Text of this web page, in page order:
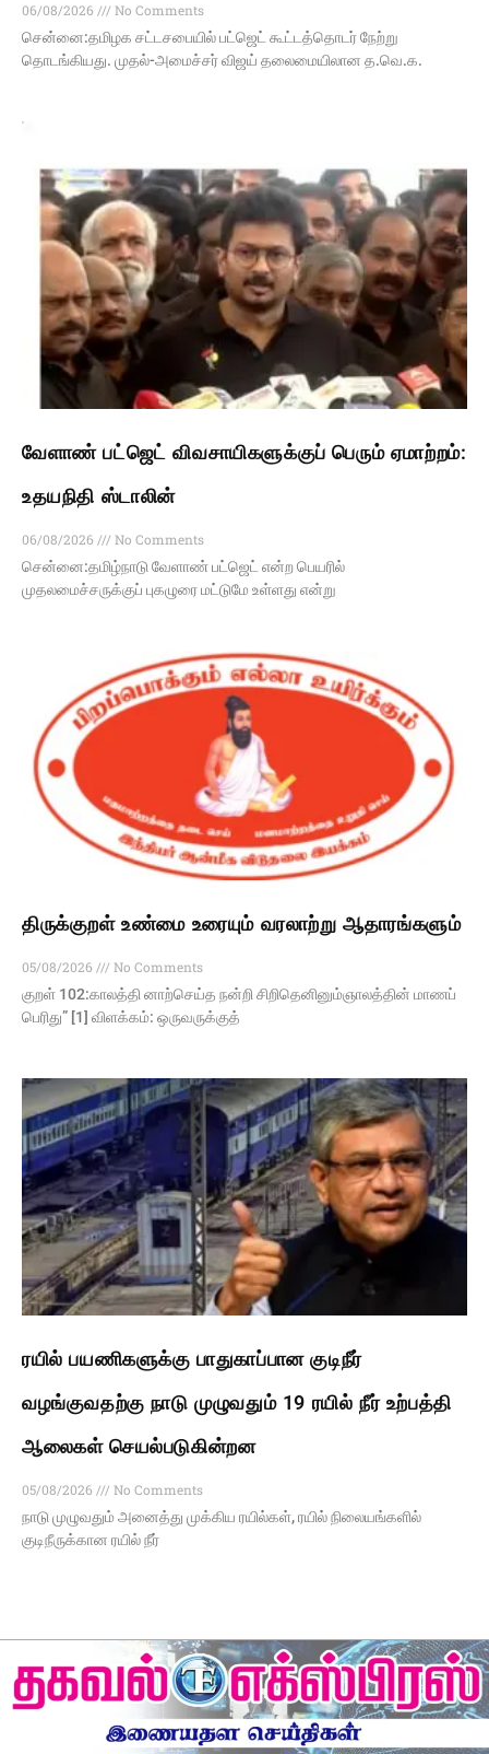
06/08/2026
No Comments
சென்னை:தமிழக சட்டசபையில் பட்ஜெட் கூட்டத்தொடர் நேற்று
தொடங்கியது. முதல்-அமைச்சர் விஜய் தலைமையிலான த.வெ.க.
வேளாண் பட்ஜெட் விவசாயிகளுக்குப் பெரும் ஏமாற்றம்:
உதயநிதி ஸ்டாலின்
06/08/2026
No Comments
சென்னை:தமிழ்நாடு வேளாண் பட்ஜெட் என்ற பெயரில்
முதலமைச்சருக்குப் புகழுரை மட்டுமே உள்ளது என்று
திருக்குறள் உண்மை உரையும் வரலாற்று ஆதாரங்களும்
05/08/2026
No Comments
குறள் 102:காலத்தி னாற்செய்த நன்றி சிறிதெனினும்ஞாலத்தின் மாணப்
பெரிது” [1] விளக்கம்: ஒருவருக்குத்
ரயில் பயணிகளுக்கு பாதுகாப்பான குடிநீர்
வழங்குவதற்கு நாடு முழுவதும் 19 ரயில் நீர் உற்பத்தி
ஆலைகள் செயல்படுகின்றன
05/08/2026
No Comments
நாடு முழுவதும் அனைத்து முக்கிய ரயில்கள், ரயில் நிலையங்களில்
குடிநீருக்கான ரயில் நீர்